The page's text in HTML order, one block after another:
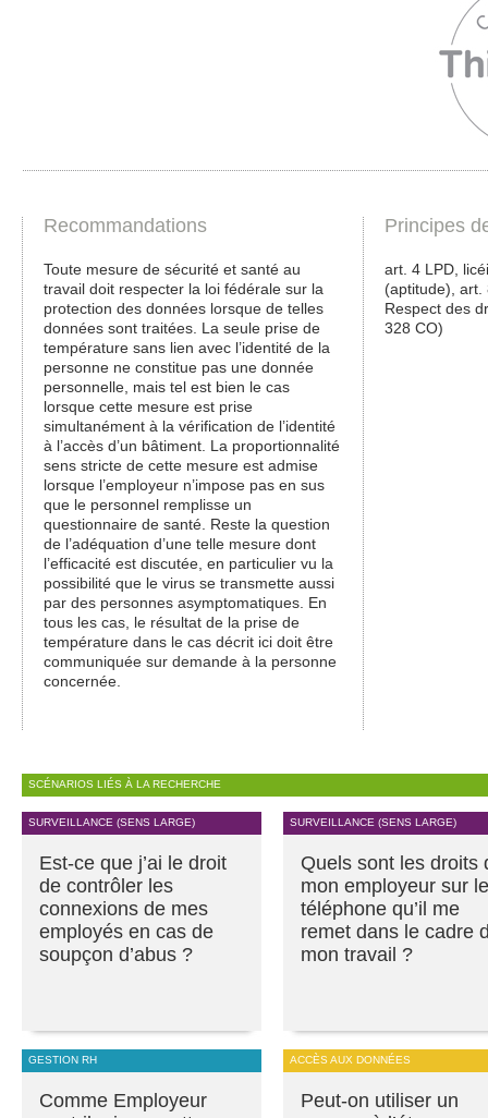
Recommandations
Toute mesure de sécurité et santé au
travail doit respecter la loi fédérale sur la
protection des données lorsque de telles
données sont traitées. La seule prise de
température sans lien avec l’identité de la
personne ne constitue pas une donnée
personnelle, mais tel est bien le cas
lorsque cette mesure est prise
simultanément à la vérification de l’identité
à l’accès d’un bâtiment. La proportionnalité
sens stricte de cette mesure est admise
lorsque l’employeur n’impose pas en sus
que le personnel remplisse un
questionnaire de santé. Reste la question
de l’adéquation d’une telle mesure dont
l’efficacité est discutée, en particulier vu la
possibilité que le virus se transmette aussi
par des personnes asymptomatiques. En
tous les cas, le résultat de la prise de
température dans le cas décrit ici doit être
communiquée sur demande à la personne
concernée.
Principes
art. 4 LPD,
(aptitude), art.
Respect des
328 CO)
SCÉNARIOS LIÉS À LA RECHERCHE
SURVEILLANCE (SENS LARGE)
Est-ce que j’ai le droit
de contrôler les
connexions de mes
employés en cas de
soupçon d’abus ?
SURVEILLANCE (SENS LARGE)
Quels sont les droits
mon employeur sur le
téléphone qu’il me
remet dans le cadre
mon travail ?
GESTION RH
Comme Employeur
ACCÈS AUX DONNÉES
Peut-on utiliser un